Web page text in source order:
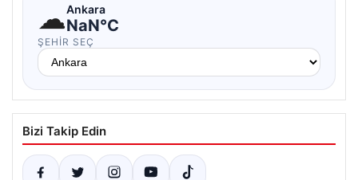
☁Ankara
NaN°C
ŞEHIR SEÇ
Bizi Takip Edin